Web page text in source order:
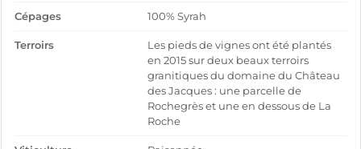
Cépages 100% Syrah
Terroirs
Les pieds de vignes ont été plantés
en 2015 sur deux beaux terroirs
granitiques du domaine du Château
des Jacques : une parcelle de
Rochegrès et une en dessous de La
Roche